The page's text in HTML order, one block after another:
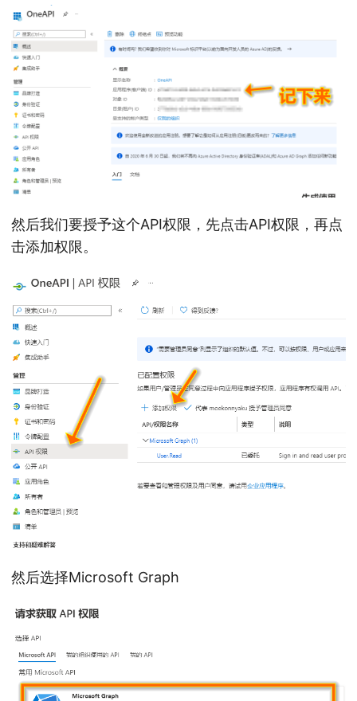
然后我们要授予这个API权限，先点击API权限，再点
击添加权限。
然后选择Microsoft Graph